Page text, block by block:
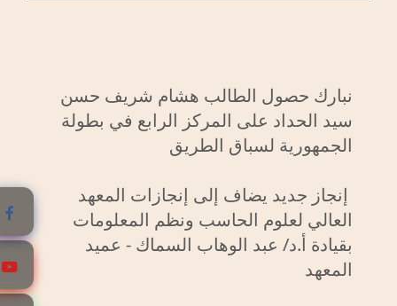
نبارك حصول الطالب هشام شريف حسن
سيد الحداد على المركز الرابع في بطولة
الجمهورية لسباق الطريق
إنجاز جديد يضاف إلى إنجازات المعهد
العالي لعلوم الحاسب ونظم المعلومات
بقيادة أ.د/ عبد الوهاب السماك - عميد
المعهد